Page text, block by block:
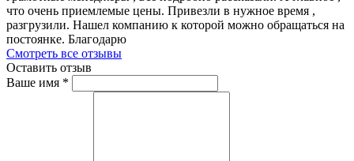
что очень приемлемые цены. Привезли в нужное время ,
разгрузили. Нашел компанию к которой можно обращаться на
постоянке. Благодарю
Смотреть все отзывы
Оставить отзыв
Ваше имя *